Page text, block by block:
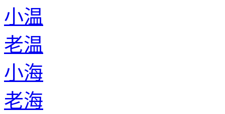
小温
老温
小海
老海